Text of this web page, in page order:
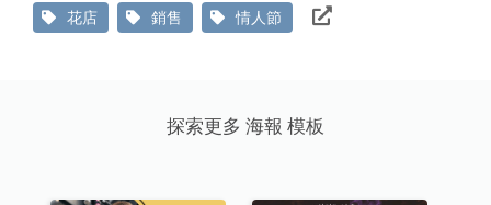
花店 銷售 情人節
探索更多 海報 模板